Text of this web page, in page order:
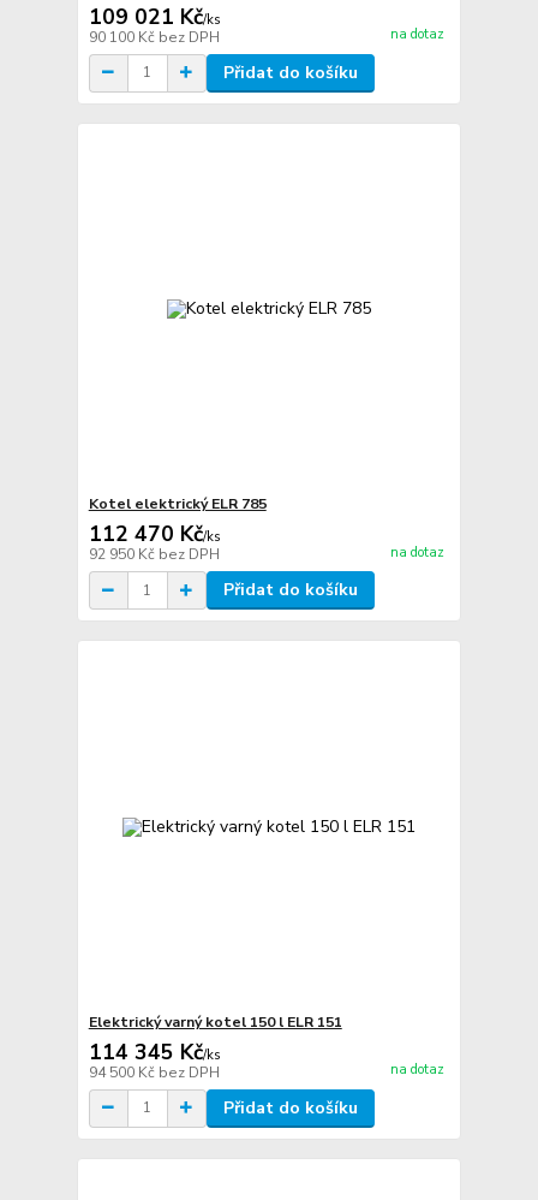
109 021 Kč/ks
90 100 Kč bez DPH na dotaz
Přidat do košíku
Kotel elektrický ELR 785
112 470 Kč/ks
92 950 Kč bez DPH na dotaz
Přidat do košíku
Elektrický varný kotel 150 l ELR 151
114 345 Kč/ks
94 500 Kč bez DPH na dotaz
Přidat do košíku